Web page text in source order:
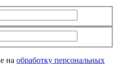
на обработку персональных